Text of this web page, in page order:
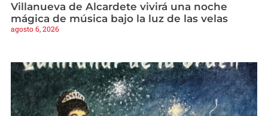
Villanueva de Alcardete vivirá una noche
mágica de música bajo la luz de las velas
agosto 6, 2026